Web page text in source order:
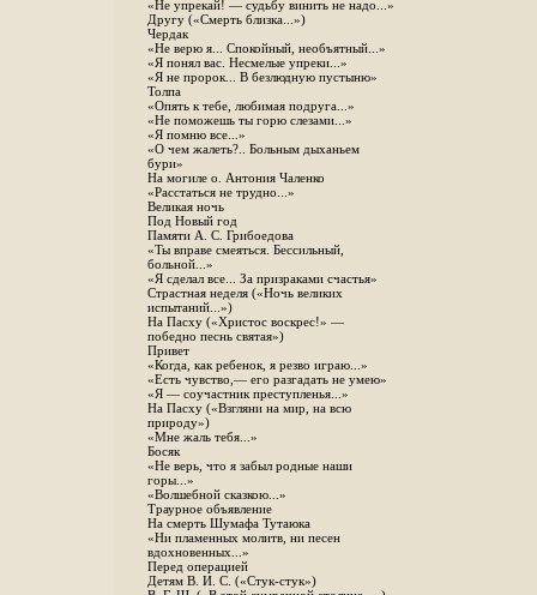
«Не упрекай! — судьбу винить не надо...»
Другу («Смерть близка...»)
Чердак
«Не верю я... Спокойный, необъятный...»
«Я понял вас. Несмелые упреки...»
«Я не пророк... В безлюдную пустыню»
Толпа
«Опять к тебе, любимая подруга...»
«Не поможешь ты горю слезами...»
«Я помню все...»
«О чем жалеть?.. Больным дыханьем
бури»
На могиле о. Антония Чаленко
«Расстаться не трудно...»
Великая ночь
Под Новый год
Памяти А. С. Грибоедова
«Ты вправе смеяться. Бессильный,
больной...»
«Я сделал все... За призраками счастья»
Страстная неделя («Ночь великих
испытаний...»)
На Пасху («Христос воскрес!» —
победно песнь святая»)
Привет
«Когда, как ребенок, я резво играю...»
«Есть чувство,— его разгадать не умею»
«Я — соучастник преступленья...»
На Пасху («Взгляни на мир, на всю
природу»)
«Мне жаль тебя...»
Босяк
«Не верь, что я забыл родные наши
горы...»
«Волшебной сказкою...»
Траурное объявление
На смерть Шумафа Тутаюка
«Ни пламенных молитв, ни песен
вдохновенных...»
Перед операцией
Детям В. И. С. («Стук-стук»)